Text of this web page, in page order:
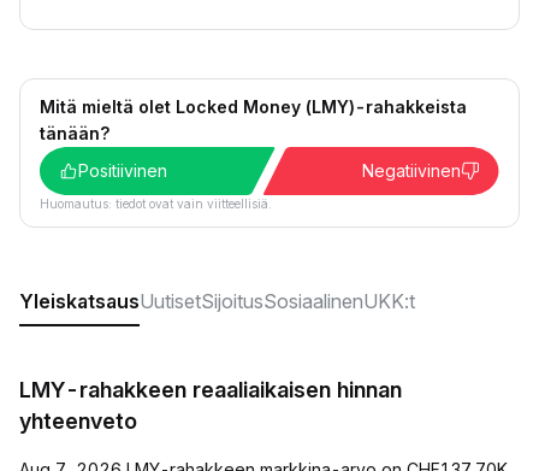
Mitä mieltä olet Locked Money (LMY)-rahakkeista
tänään?
Positiivinen
Negatiivinen
Huomautus: tiedot ovat vain viitteellisiä.
YleiskatsausUutisetSijoitusSosiaalinenUKK:t
LMY-rahakkeen reaaliaikaisen hinnan
yhteenveto